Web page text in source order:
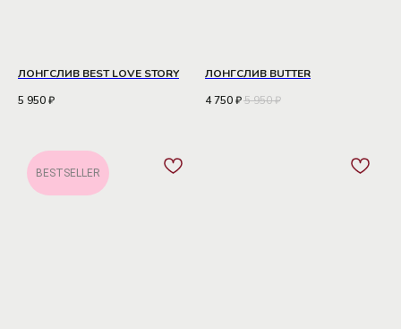
ЛОНГСЛИВ BEST LOVE STORY
5 950₽
ЛОНГСЛИВ BUTTER
4 750₽5 950₽
BESTSELLER